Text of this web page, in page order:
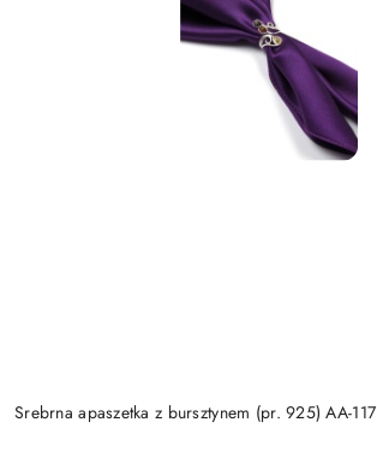
Srebrna apaszetka z bursztynem (pr. 925) AA-117